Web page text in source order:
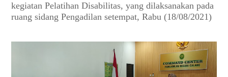
kegiatan Pelatihan Disabilitas, yang dilaksanakan pada
ruang sidang Pengadilan setempat, Rabu (18/08/2021)